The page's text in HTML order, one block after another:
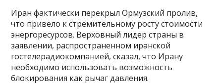
Иран фактически перекрыл Ормузский пролив,
что привело к стремительному росту стоимости
энергоресурсов. Верховный лидер страны в
заявлении, распространенном иранской
гостелерадиокомпанией, сказал, что Ирану
необходимо использовать возможность
блокирования как рычаг давления.